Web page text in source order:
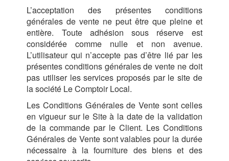
L’acceptation des présentes conditions
générales de vente ne peut être que pleine et
entière. Toute adhésion sous réserve est
considérée comme nulle et non avenue.
L’utilisateur qui n’accepte pas d’être lié par les
présentes conditions générales de vente ne doit
pas utiliser les services proposés par le site de
la société Le Comptoir Local.
Les Conditions Générales de Vente sont celles
en vigueur sur le Site à la date de la validation
de la commande par le Client. Les Conditions
Générales de Vente sont valables pour la durée
nécessaire à la fourniture des biens et des